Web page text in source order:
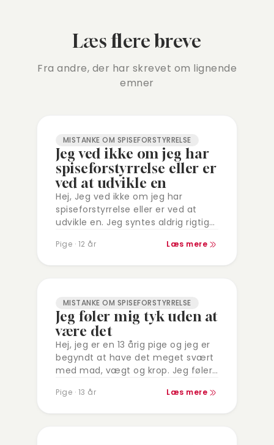
Læs flere breve
Fra andre, der har skrevet om lignende
emner
MISTANKE OM SPISEFORSTYRRELSE
Jeg ved ikke om jeg har
spiseforstyrrelse eller er
ved at udvikle en
Hej, Jeg ved ikke om jeg har
spiseforstyrrelse eller er ved at
udvikle en. Jeg syntes aldrig rigtig
mad. Da jeg…
Pige · 12 år Læs mere
MISTANKE OM SPISEFORSTYRRELSE
Jeg føler mig tyk uden at
være det
Hej, jeg er en 13 årig pige og jeg er
begyndt at have det meget svært
med mad, vægt og krop. Jeg føler
noget…
Pige · 13 år Læs mere